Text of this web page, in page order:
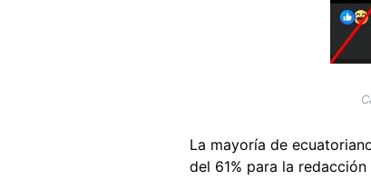
La mayoría de
del 61% para la